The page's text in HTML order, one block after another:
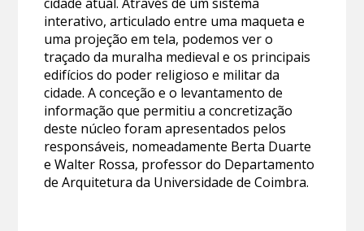
interativo, articulado entre uma maqueta e
uma projeção em tela, podemos ver o
traçado da muralha medieval e os principais
edifícios do poder religioso e militar da
cidade. A conceção e o levantamento de
informação que permitiu a concretização
deste núcleo foram apresentados pelos
responsáveis, nomeadamente Berta Duarte
e Walter Rossa, professor do Departamento
de Arquitetura da Universidade de Coimbra.